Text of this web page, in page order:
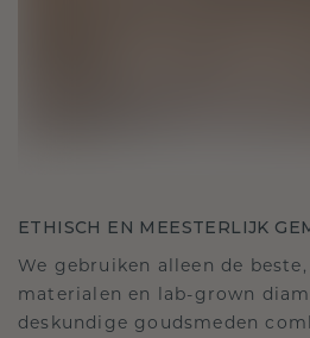
ETHISCH EN MEESTERLIJK
We gebruiken alleen de
materialen en lab-grown
deskundige goudsmeden